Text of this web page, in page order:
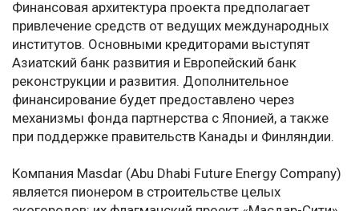
Финансовая архитектура проекта предполагает
привлечение средств от ведущих международных
институтов. Основными кредиторами выступят
Азиатский банк развития и Европейский банк
реконструкции и развития. Дополнительное
финансирование будет предоставлено через
механизмы фонда партнерства с Японией, а также
при поддержке правительств Канады и Финляндии.
Компания Masdar (Abu Dhabi Future Energy Company)
является пионером в строительстве целых